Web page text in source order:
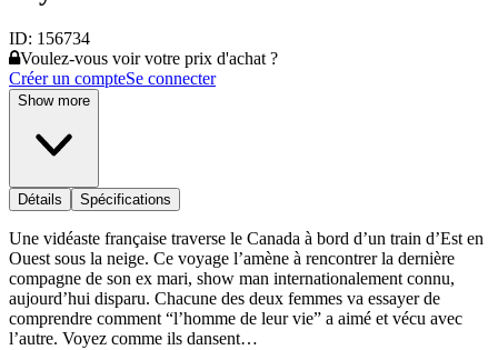
ID: 156734
Voulez-vous voir votre prix d'achat ?
Créer un compteSe connecter
Show more
Détails Spécifications
Une vidéaste française traverse le Canada à bord d’un train d’Est en
Ouest sous la neige. Ce voyage l’amène à rencontrer la dernière
compagne de son ex mari, show man internationalement connu,
aujourd’hui disparu. Chacune des deux femmes va essayer de
comprendre comment “l’homme de leur vie” a aimé et vécu avec
l’autre. Voyez comme ils dansent…